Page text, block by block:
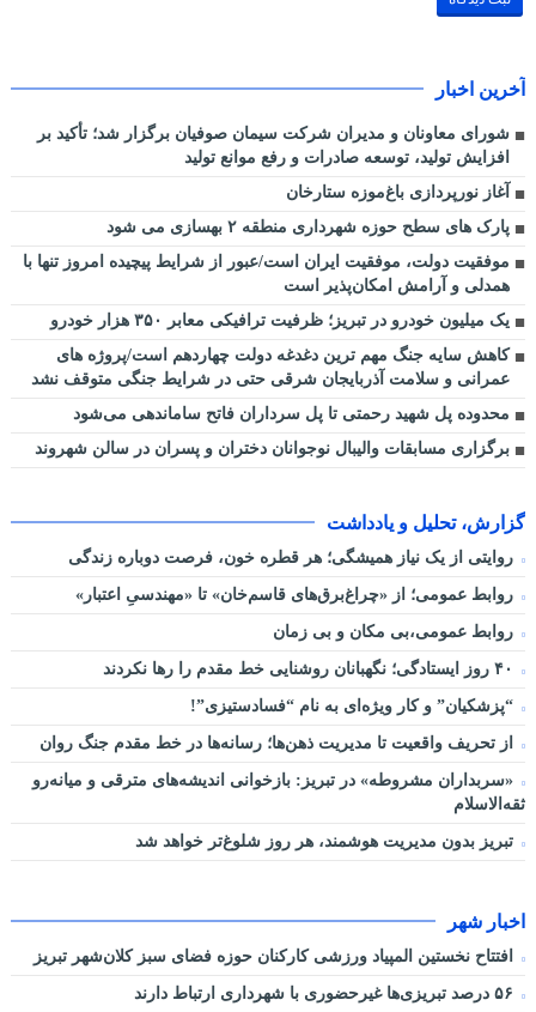
آخرین اخبار
شورای معاونان و مدیران شرکت سیمان صوفیان برگزار شد؛ تأکید بر
افزایش تولید، توسعه صادرات و رفع موانع تولید
آغاز نورپردازی باغ‌موزه ستارخان
پارک های سطح حوزه شهرداری منطقه ۲ بهسازی می شود
موفقیت دولت، موفقیت ایران است/عبور از شرایط پیچیده امروز تنها با
همدلی و آرامش امکان‌پذیر است
یک میلیون خودرو در تبریز؛ ظرفیت ترافیکی معابر ۳۵۰ هزار خودرو
کاهش سایه جنگ مهم ‌ترین دغدغه دولت چهاردهم است/پروژه ‌های
عمرانی و سلامت آذربایجان شرقی حتی در شرایط جنگی متوقف نشد
محدوده پل شهید رحمتی تا پل سرداران فاتح ساماندهی می‌شود
برگزاری مسابقات والیبال نوجوانان دختران و پسران در سالن شهروند
گزارش، تحلیل و یادداشت
روایتی از یک نیاز همیشگی؛ هر قطره خون، فرصت دوباره زندگی
روابط عمومی؛ از «چراغ‌برق‌های قاسم‌خان» تا «مهندسیِ اعتبار»
روابط عمومی،بی مکان و بی زمان
“پزشکیان” و کار ویژه‌ای به نام “فسادستیزی”!
از تحریف واقعیت تا مدیریت ذهن‌ها؛ رسانه‌ها در خط مقدم جنگ روان
«سربداران مشروطه» در تبریز: بازخوانی اندیشه‌های مترقی و میانه‌رو
ثقه‌الاسلام
تبریز بدون مدیریت هوشمند، هر روز شلوغ‌تر خواهد شد
اخبار شهر
افتتاح نخستین المپیاد ورزشی کارکنان حوزه فضای سبز کلان‌شهر تبریز